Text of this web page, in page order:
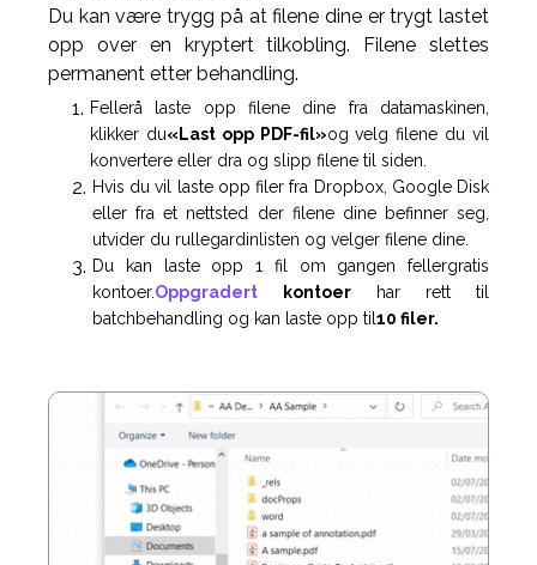
Du kan være trygg på at filene dine er trygt lastet
opp over en kryptert tilkobling. Filene slettes
permanent etter behandling.
Fellerå laste opp filene dine fra datamaskinen,
klikker du«Last opp PDF-fil»og velg filene du vil
konvertere eller dra og slipp filene til siden.
Hvis du vil laste opp filer fra Dropbox, Google Disk
eller fra et nettsted der filene dine befinner seg,
utvider du rullegardinlisten og velger filene dine.
Du kan laste opp 1 fil om gangen fellergratis
kontoer.Oppgradert kontoer har rett til
batchbehandling og kan laste opp til 10 filer.